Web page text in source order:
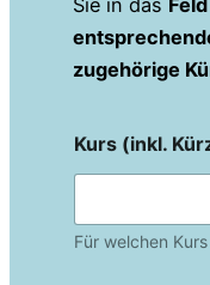
Sie in das
zugehörige
Kurs (inkl.
Für welchen